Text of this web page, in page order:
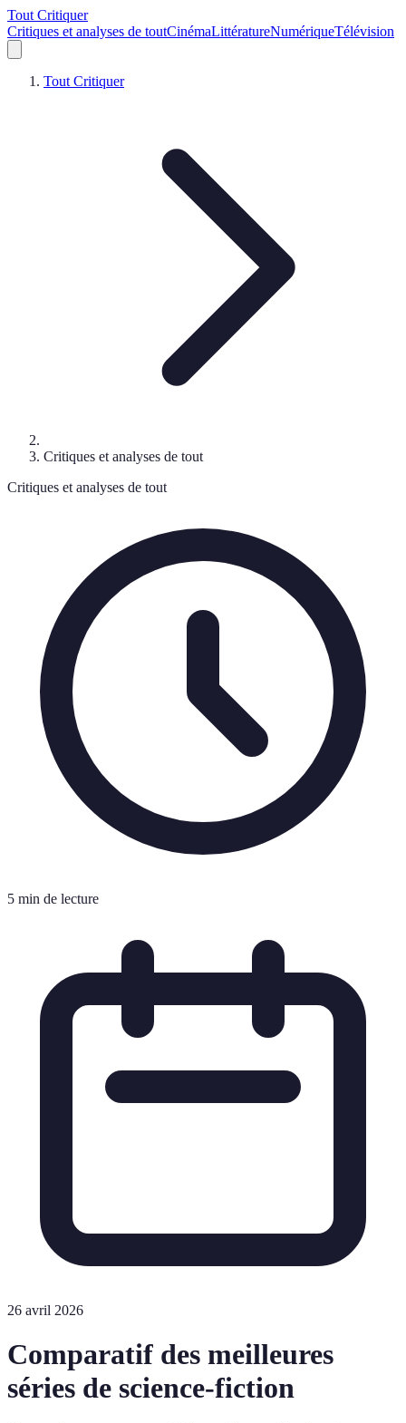
Tout Critiquer
Critiques et analyses de toutCinémaLittératureNumériqueTélévision
Tout Critiquer
Critiques et analyses de tout
Critiques et analyses de tout
5 min de lecture
26 avril 2026
Comparatif des meilleures
séries de science-fiction